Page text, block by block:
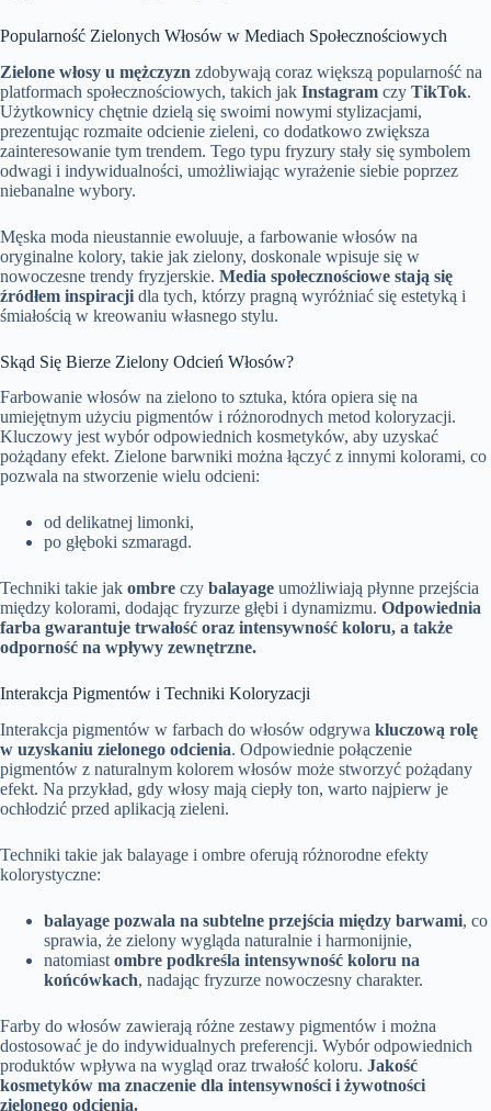
Popularność Zielonych Włosów w Mediach Społecznościowych
Zielone włosy u mężczyzn zdobywają coraz większą popularność na
platformach społecznościowych, takich jak Instagram czy TikTok.
Użytkownicy chętnie dzielą się swoimi nowymi stylizacjami,
prezentując rozmaite odcienie zieleni, co dodatkowo zwiększa
zainteresowanie tym trendem. Tego typu fryzury stały się symbolem
odwagi i indywidualności, umożliwiając wyrażenie siebie poprzez
niebanalne wybory.
Męska moda nieustannie ewoluuje, a farbowanie włosów na
oryginalne kolory, takie jak zielony, doskonale wpisuje się w
nowoczesne trendy fryzjerskie. Media społecznościowe stają się
źródłem inspiracji dla tych, którzy pragną wyróżniać się estetyką i
śmiałością w kreowaniu własnego stylu.
Skąd Się Bierze Zielony Odcień Włosów?
Farbowanie włosów na zielono to sztuka, która opiera się na
umiejętnym użyciu pigmentów i różnorodnych metod koloryzacji.
Kluczowy jest wybór odpowiednich kosmetyków, aby uzyskać
pożądany efekt. Zielone barwniki można łączyć z innymi kolorami, co
pozwala na stworzenie wielu odcieni:
od delikatnej limonki,
po głęboki szmaragd.
Techniki takie jak ombre czy balayage umożliwiają płynne przejścia
między kolorami, dodając fryzurze głębi i dynamizmu. Odpowiednia
farba gwarantuje trwałość oraz intensywność koloru, a także
odporność na wpływy zewnętrzne.
Interakcja Pigmentów i Techniki Koloryzacji
Interakcja pigmentów w farbach do włosów odgrywa kluczową rolę
w uzyskaniu zielonego odcienia. Odpowiednie połączenie
pigmentów z naturalnym kolorem włosów może stworzyć pożądany
efekt. Na przykład, gdy włosy mają ciepły ton, warto najpierw je
ochłodzić przed aplikacją zieleni.
Techniki takie jak balayage i ombre oferują różnorodne efekty
kolorystyczne:
balayage pozwala na subtelne przejścia między barwami, co
sprawia, że zielony wygląda naturalnie i harmonijnie,
natomiast ombre podkreśla intensywność koloru na
końcówkach, nadając fryzurze nowoczesny charakter.
Farby do włosów zawierają różne zestawy pigmentów i można
dostosować je do indywidualnych preferencji. Wybór odpowiednich
produktów wpływa na wygląd oraz trwałość koloru. Jakość
kosmetyków ma znaczenie dla intensywności i żywotności
zielonego odcienia.